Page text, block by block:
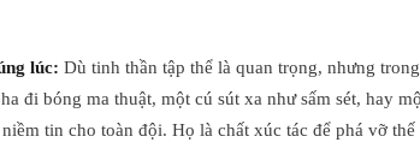
lúc: Dù tinh thần tập thể là quan trọng, nhưng
đi bóng ma thuật, một cú sút xa như sấm sét, hay
tin cho toàn đội. Họ là chất xúc tác để phá vỡ thế